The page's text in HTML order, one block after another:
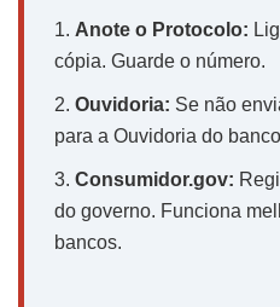
1. Anote o Protocolo:
cópia. Guarde o número.
2. Ouvidoria: Se não
para a Ouvidoria do
3. Consumidor.gov:
do governo. Funciona
bancos.